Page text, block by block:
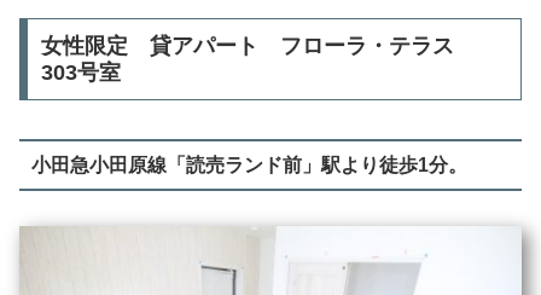
女性限定 貸アパート フローラ・テラス
303号室
小田急小田原線「読売ランド前」駅より徒歩1分。